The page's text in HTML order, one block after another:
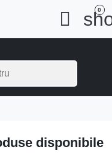
 0
disponibile